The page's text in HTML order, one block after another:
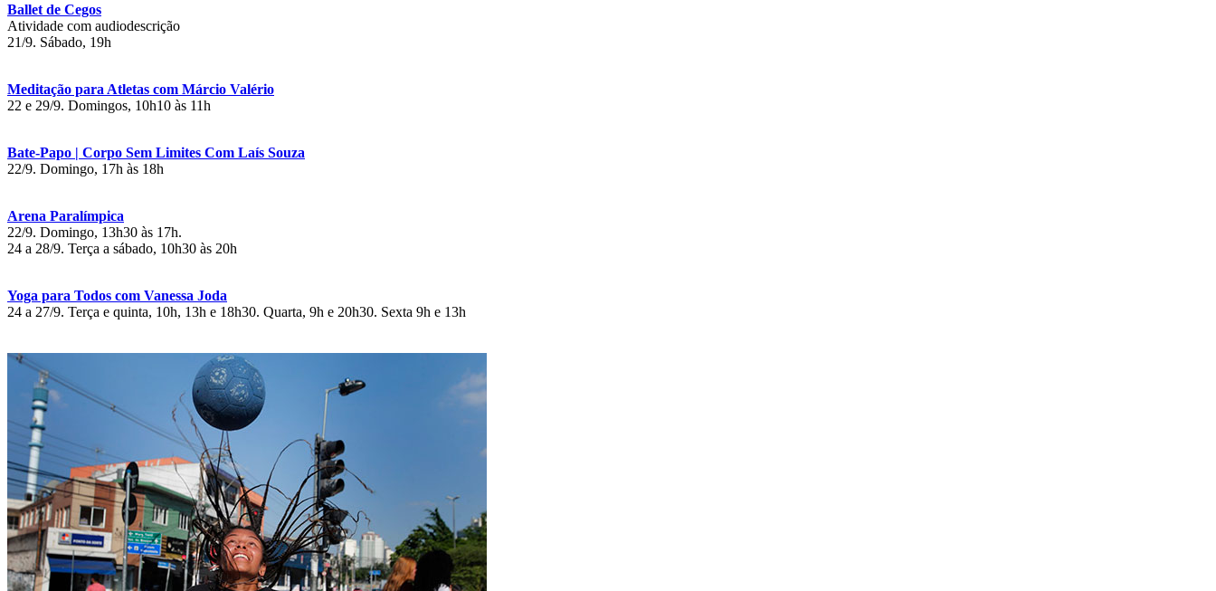
Ballet de Cegos
Atividade com audiodescrição
21/9. Sábado, 19h
Meditação para Atletas com Márcio Valério
22 e 29/9. Domingos, 10h10 às 11h
Bate-Papo | Corpo Sem Limites Com Laís Souza
22/9. Domingo, 17h às 18h
Arena Paralímpica
22/9. Domingo, 13h30 às 17h.
24 a 28/9. Terça a sábado, 10h30 às 20h
Yoga para Todos com Vanessa Joda
24 a 27/9. Terça e quinta, 10h, 13h e 18h30. Quarta, 9h e 20h30. Sexta 9h e 13h